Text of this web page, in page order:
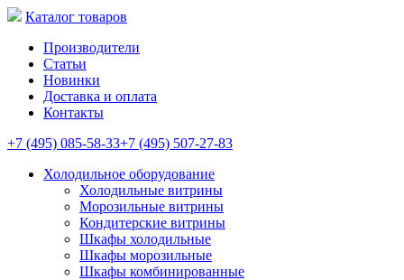
Каталог товаров
Производители
Статьи
Новинки
Доставка и оплата
Контакты
+7 (495) 085-58-33+7 (495) 507-27-83
Холодильное оборудование
Холодильные витрины
Морозильные витрины
Кондитерские витрины
Шкафы холодильные
Шкафы морозильные
Шкафы комбинированные